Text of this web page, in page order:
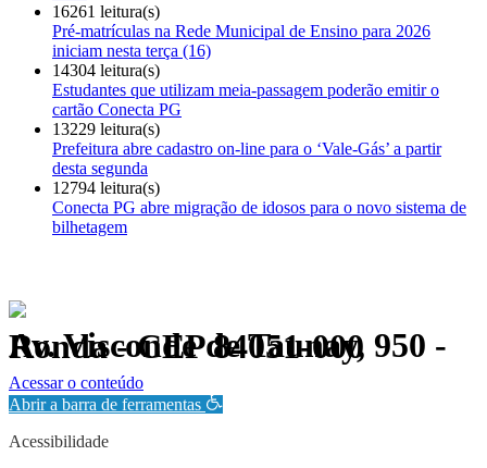
16261 leitura(s)
Pré-matrículas na Rede Municipal de Ensino para 2026
iniciam nesta terça (16)
14304 leitura(s)
Estudantes que utilizam meia-passagem poderão emitir o
cartão Conecta PG
13229 leitura(s)
Prefeitura abre cadastro on-line para o ‘Vale-Gás’ a partir
desta segunda
12794 leitura(s)
Conecta PG abre migração de idosos para o novo sistema de
bilhetagem
Av. Visconde de Taunay, 950 - Ronda - CEP 84051-000
Política de Privacidade.
Acessar o conteúdo
Abrir a barra de ferramentas
Acessibilidade